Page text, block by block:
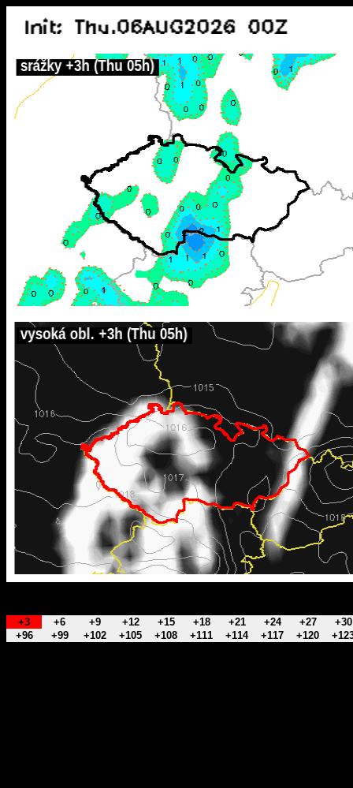
+3 +6 +9 +12 +15 +18 +21 +24 +27
+30
+96
+99 +102 +105 +108 +111 +114 +117 +120